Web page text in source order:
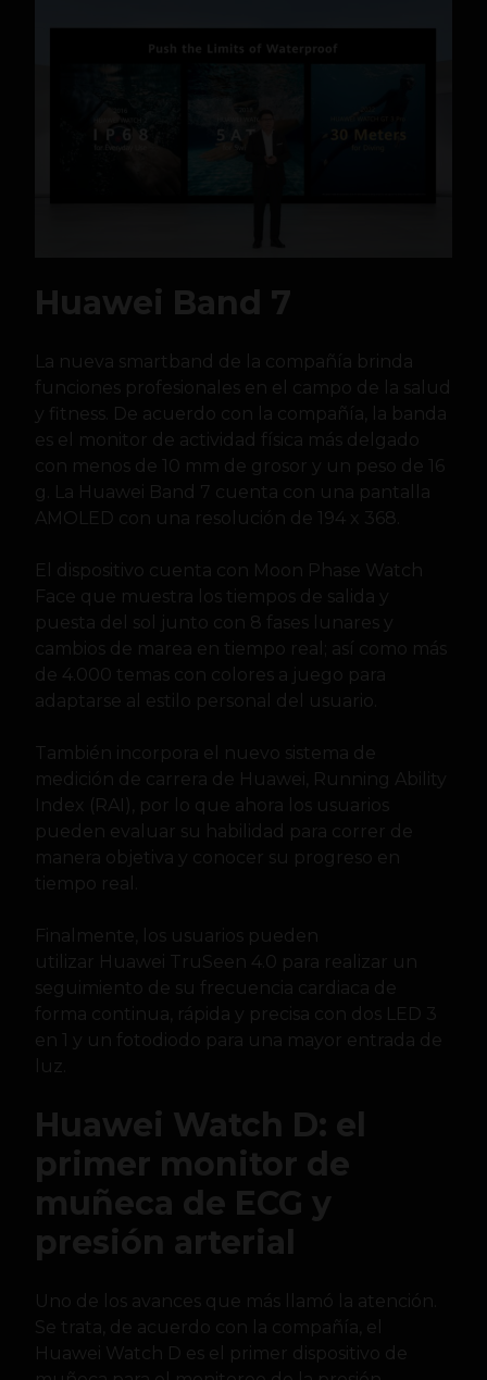
Huawei Band 7
La nueva smartband de la compañía brinda
funciones profesionales en el campo de la salud
y fitness. De acuerdo con la compañía, la banda
es el monitor de actividad física más delgado
con menos de 10 mm de grosor y un peso de 16
g. La Huawei Band 7 cuenta con una pantalla
AMOLED con una resolución de 194 x 368.
El dispositivo cuenta con Moon Phase Watch
Face que muestra los tiempos de salida y
puesta del sol junto con 8 fases lunares y
cambios de marea en tiempo real; así como más
de 4.000 temas con colores a juego para
adaptarse al estilo personal del usuario.
También incorpora el nuevo sistema de
medición de carrera de Huawei, Running Ability
Index (RAI), por lo que ahora los usuarios
pueden evaluar su habilidad para correr de
manera objetiva y conocer su progreso en
tiempo real.
Finalmente, los usuarios pueden
utilizar Huawei TruSeen 4.0 para realizar un
seguimiento de su frecuencia cardiaca de
forma continua, rápida y precisa con dos LED 3
en 1 y un fotodiodo para una mayor entrada de
luz.
Huawei Watch D: el
primer monitor de
muñeca de ECG y
presión arterial
Uno de los avances que más llamó la atención.
Se trata, de acuerdo con la compañía, el
Huawei Watch D es el primer dispositivo de